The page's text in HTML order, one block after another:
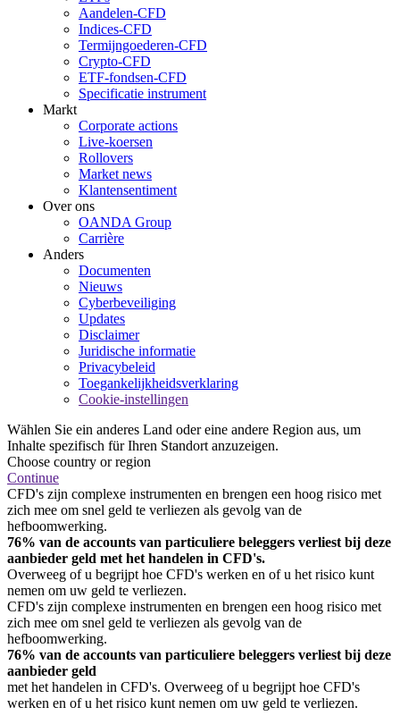
Aandelen-CFD
Indices-CFD
Termijngoederen-CFD
Crypto-CFD
ETF-fondsen-CFD
Specificatie instrument
Markt
Corporate actions
Live-koersen
Rollovers
Market news
Klantensentiment
Over ons
OANDA Group
Carrière
Anders
Documenten
Nieuws
Cyberbeveiliging
Updates
Disclaimer
Juridische informatie
Privacybeleid
Toegankelijkheidsverklaring
Cookie-instellingen
Wählen Sie ein anderes Land oder eine andere Region aus, um
Inhalte spezifisch für Ihren Standort anzuzeigen.
Choose country or region
Continue
CFD's zijn complexe instrumenten en brengen een hoog risico met
zich mee om snel geld te verliezen als gevolg van de
hefboomwerking.
76% van de accounts van particuliere beleggers verliest bij deze
aanbieder geld met het handelen in CFD's.
Overweeg of u begrijpt hoe CFD's werken en of u het risico kunt
nemen om uw geld te verliezen.
CFD's zijn complexe instrumenten en brengen een hoog risico met
zich mee om snel geld te verliezen als gevolg van de
hefboomwerking.
76% van de accounts van particuliere beleggers verliest bij deze
aanbieder geld
met het handelen in CFD's. Overweeg of u begrijpt hoe CFD's
werken en of u het risico kunt nemen om uw geld te verliezen.